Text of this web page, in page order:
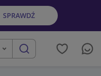
SPRAWDŹ
szukaj